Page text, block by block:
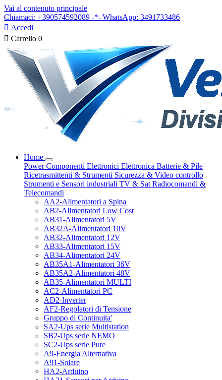
Vai al contenuto principale
Chiamaci: +390574592089 -*- WhatsApp: 3491733486
 Accedi
 Carrello 0
Home
PowerComponenti Elettronici Elettronica Batterie & Pile
Ricetrasmittenti & Strumenti Sicurezza & Video controllo
Strumenti e Sensori industriali TV & Sat Radiocomandi &
Telecomandi
AA2-Alimentatori a Spina
AB2-Alimentatori Low Cost
AB31-Alimentatori 5V
AB32A-Alimentatori 10V
AB32-Alimentatori 12V
AB33-Alimentatori 15V
AB34-Alimentatori 24V
AB35A1-Alimentatori 36V
AB35A2-Alimentatori 48V
AB35-Alimentatori MULTI
AC2-Alimentatori PC
AD2-Inverter
AF2-Regolatori di Tensione
Gruppo di Continuita'
SA2-Ups serie Multistation
SB2-Ups serie NEMO
SC2-Ups serie Pure
A9-Energia Alternativa
A91-Solare
HA2-Arduino